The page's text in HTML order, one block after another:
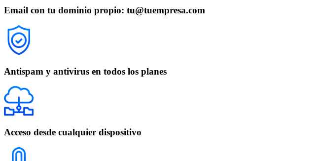
Email con tu dominio propio: tu@tuempresa.com
Antispam y antivirus en todos los planes
Acceso desde cualquier dispositivo